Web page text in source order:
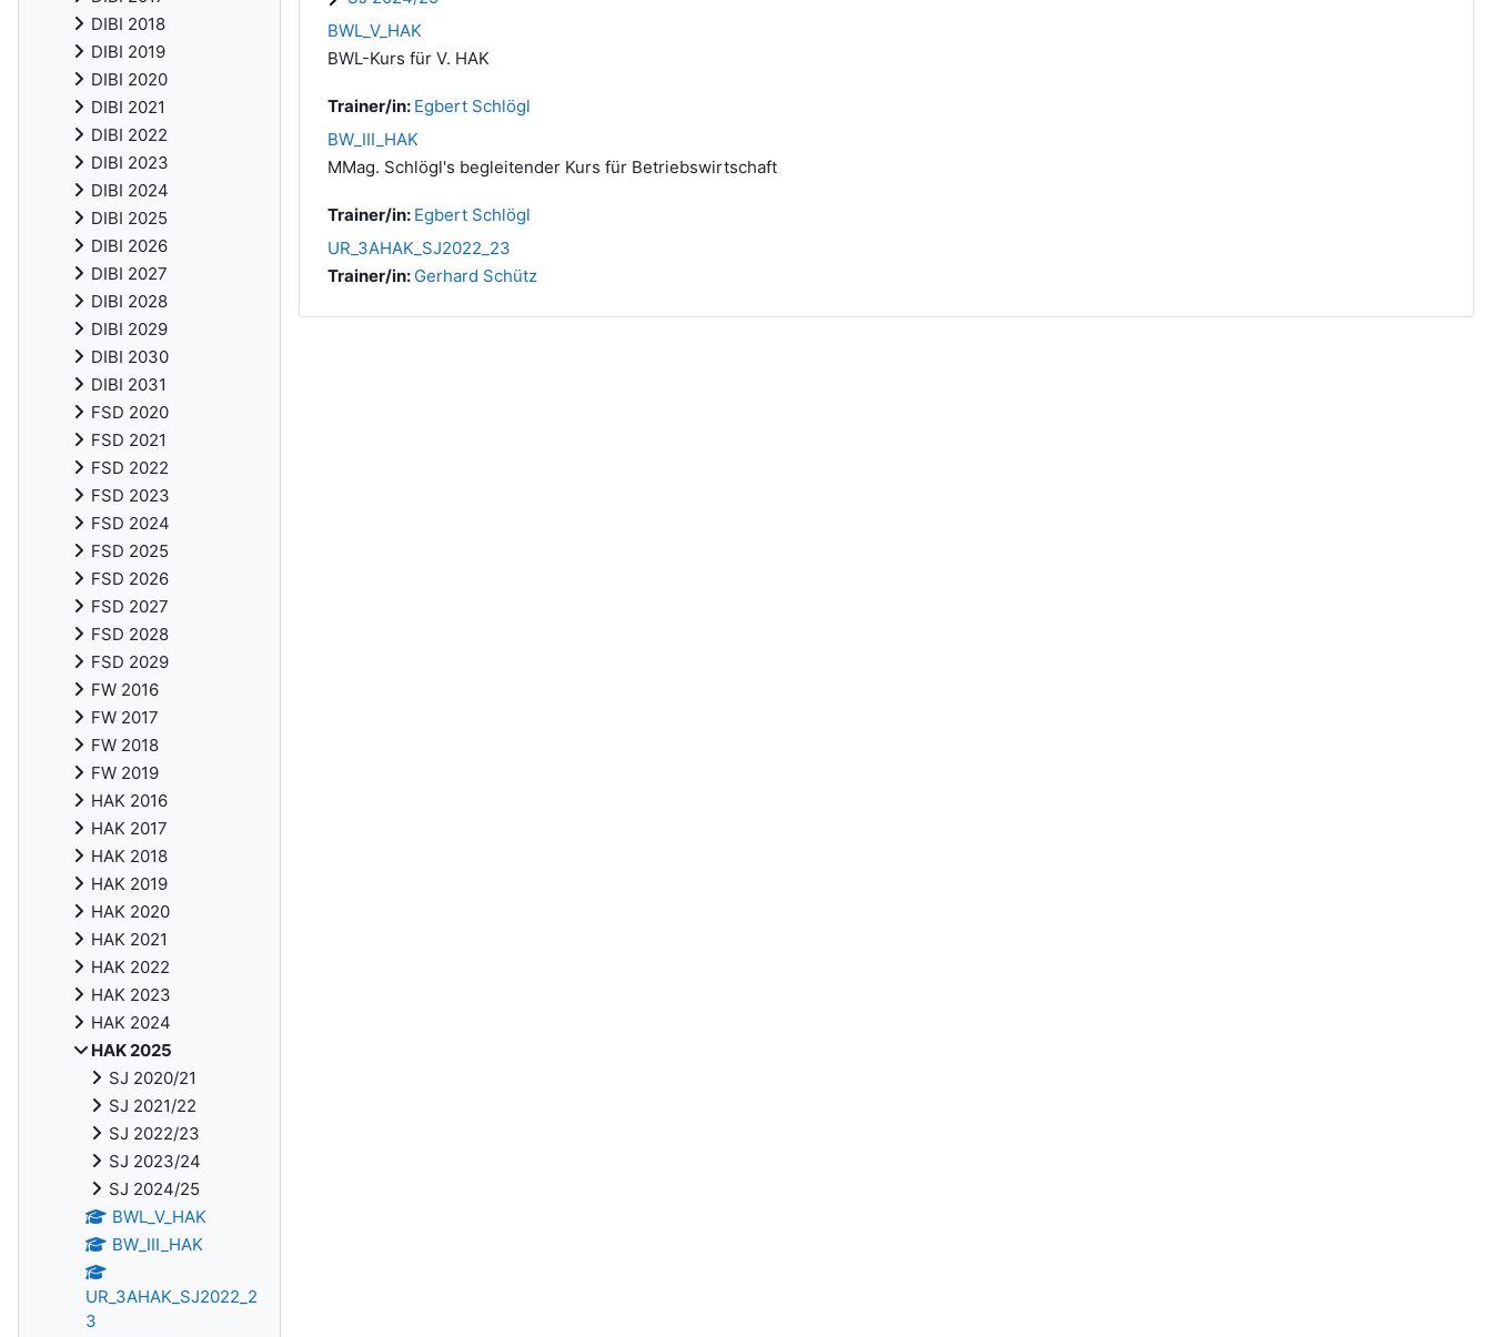
BWL_V_HAK
BWL-Kurs für V. HAK
Trainer/in: Egbert Schlögl
BW_III_HAK
MMag. Schlögl's begleitender Kurs für Betriebswirtschaft
Trainer/in: Egbert Schlögl
UR_3AHAK_SJ2022_23
Trainer/in: Gerhard Schütz
DIBI 2018
DIBI 2019
DIBI 2020
DIBI 2021
DIBI 2022
DIBI 2023
DIBI 2024
DIBI 2025
DIBI 2026
DIBI 2027
DIBI 2028
DIBI 2029
DIBI 2030
DIBI 2031
FSD 2020
FSD 2021
FSD 2022
FSD 2023
FSD 2024
FSD 2025
FSD 2026
FSD 2027
FSD 2028
FSD 2029
FW 2016
FW 2017
FW 2018
FW 2019
HAK 2016
HAK 2017
HAK 2018
HAK 2019
HAK 2020
HAK 2021
HAK 2022
HAK 2023
HAK 2024
HAK 2025
SJ 2020/21
SJ 2021/22
SJ 2022/23
SJ 2023/24
SJ 2024/25
BWL_V_HAK
BW_III_HAK
UR_3AHAK_SJ2022_2
3